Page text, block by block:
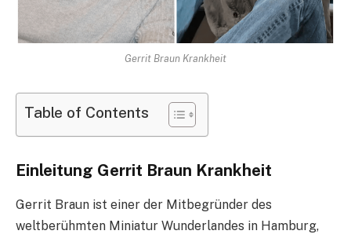
Gerrit Braun Krankheit
Table of Contents
Einleitung Gerrit Braun Krankheit
Gerrit Braun ist einer der Mitbegründer des
weltberühmten Miniatur Wunderlandes in Hamburg,